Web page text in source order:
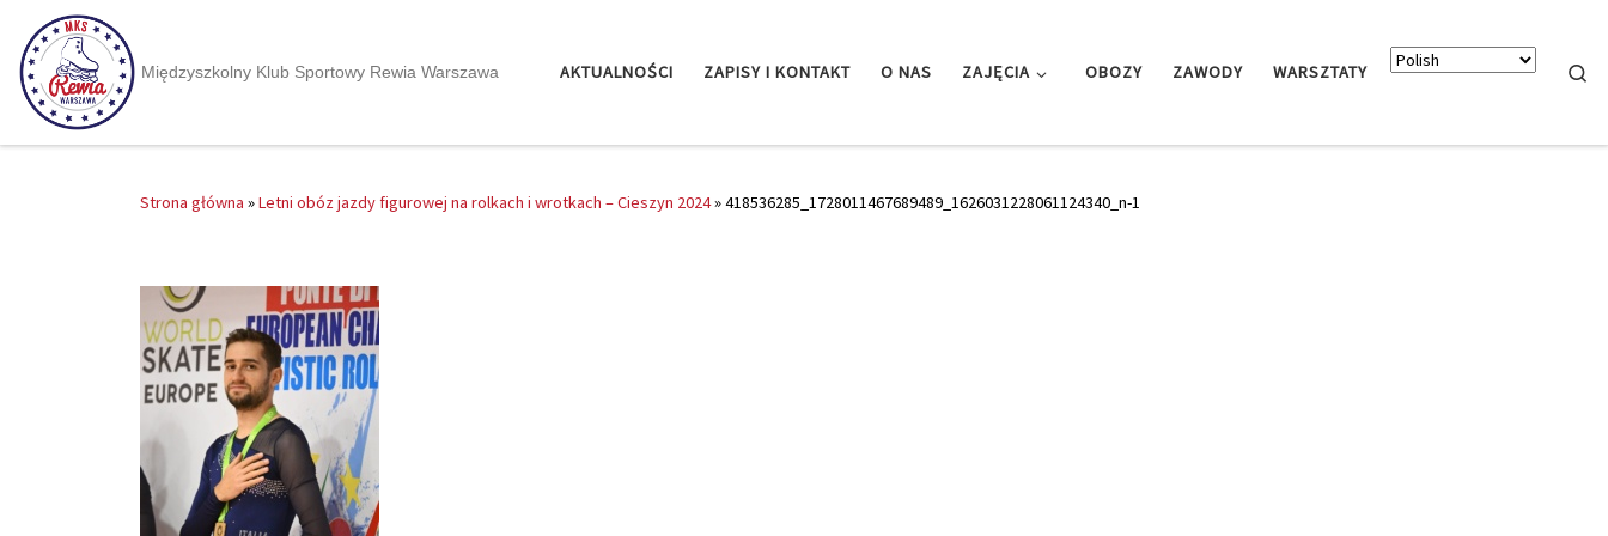
Międzyszkolny Klub Sportowy Rewia Warszawa AKTUALNOŚCI ZAPISY I KONTAKT O NAS ZAJĘCIA OBOZY ZAWODY WARSZTATY
Strona główna »Letni obóz jazdy figurowej na rolkach i wrotkach – Cieszyn 2024»418536285_1728011467689489_1626031228061124340_n-1